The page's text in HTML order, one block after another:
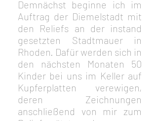
Demnächst beginne ich im
Auftrag der Diemelstadt mit
den Reliefs an der instand
gesetzten Stadtmauer in
Rhoden. Dafür werden sich in
den nächsten Monaten 50
Kinder bei uns im Keller auf
Kupferplatten verewigen,
deren Zeichnungen
anschließend von mir zum